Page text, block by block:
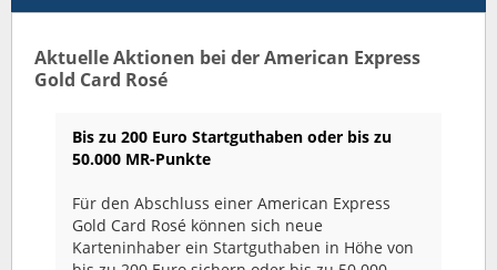
Aktuelle Aktionen bei der American Express
Gold Card Rosé
Bis zu 200 Euro Startguthaben oder bis zu
50.000 MR-Punkte
Für den Abschluss einer American Express
Gold Card Rosé können sich neue
Karteninhaber ein Startguthaben in Höhe von